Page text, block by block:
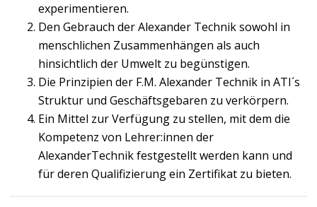
experimentieren.
Den Gebrauch der Alexander Technik sowohl in
menschlichen Zusammenhängen als auch
hinsichtlich der Umwelt zu begünstigen.
Die Prinzipien der F.M. Alexander Technik in ATI´s
Struktur und Geschäftsgebaren zu verkörpern.
Ein Mittel zur Verfügung zu stellen, mit dem die
Kompetenz von Lehrer:innen der
AlexanderTechnik festgestellt werden kann und
für deren Qualifizierung ein Zertifikat zu bieten.